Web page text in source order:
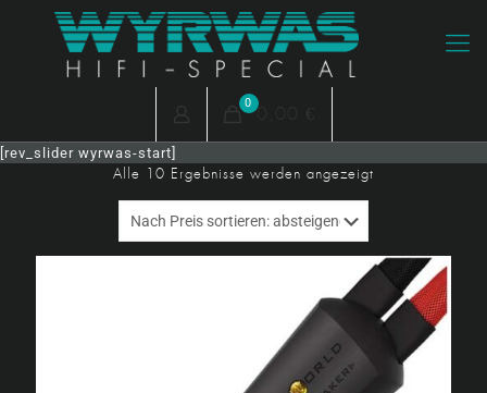
0 0,00 €
[rev_slider wyrwas-start]
Alle 10 Ergebnisse werden angezeigt